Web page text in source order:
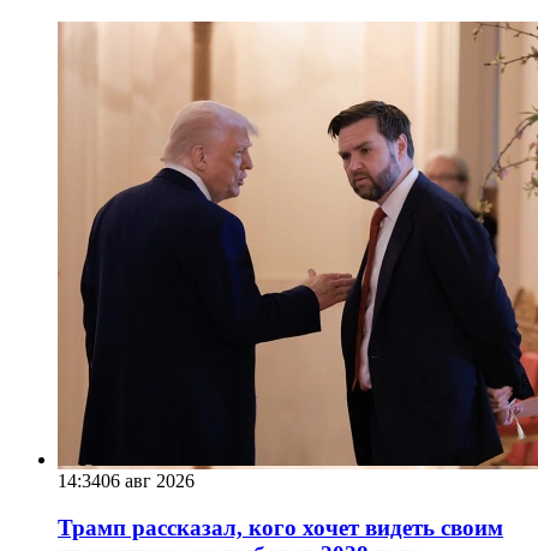
14:3406 авг 2026
Трамп рассказал, кого хочет видеть своим